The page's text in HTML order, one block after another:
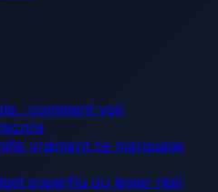
: comment voir
vraiment ce marquage
superflu ou levier réel